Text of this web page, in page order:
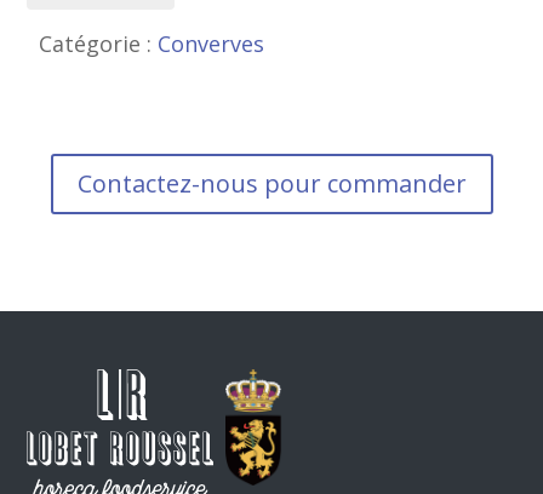
Catégorie : Converves
Contactez-nous pour commander